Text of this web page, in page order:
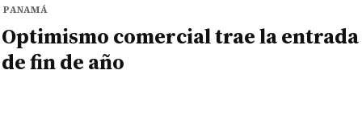
PANAMÁ
Optimismo comercial trae la entrada
de fin de año